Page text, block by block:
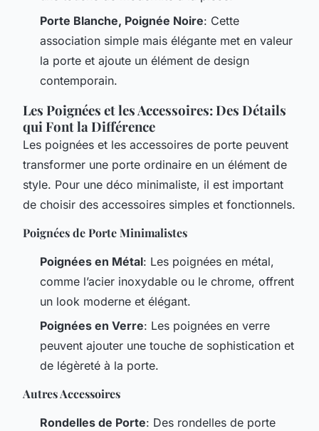
Porte Blanche, Poignée Noire: Cette
association simple mais élégante met en valeur
la porte et ajoute un élément de design
contemporain.
Les Poignées et les Accessoires: Des Détails
qui Font la Différence
Les poignées et les accessoires de porte peuvent
transformer une porte ordinaire en un élément de
style. Pour une déco minimaliste, il est important
de choisir des accessoires simples et fonctionnels.
Poignées de Porte Minimalistes
Poignées en Métal: Les poignées en métal,
comme l’acier inoxydable ou le chrome, offrent
un look moderne et élégant.
Poignées en Verre: Les poignées en verre
peuvent ajouter une touche de sophistication et
de légèreté à la porte.
Autres Accessoires
Rondelles de Porte: Des rondelles de porte